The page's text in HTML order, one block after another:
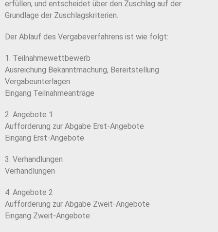
erfüllen, und entscheidet über den Zuschlag auf der
Grundlage der Zuschlagskriterien.
Der Ablauf des Vergabeverfahrens ist wie folgt:
1. Teilnahmewettbewerb
Ausreichung Bekanntmachung, Bereitstellung
Vergabeunterlagen
Eingang Teilnahmeanträge
2. Angebote 1
Aufforderung zur Abgabe Erst-Angebote
Eingang Erst-Angebote
3. Verhandlungen
Verhandlungen
4. Angebote 2
Aufforderung zur Abgabe Zweit-Angebote
Eingang Zweit-Angebote